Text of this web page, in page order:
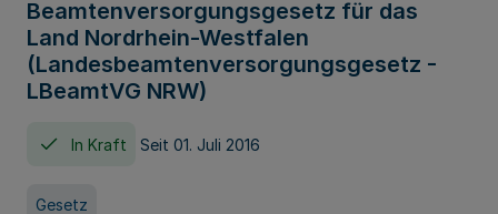
Beamtenversorgungsgesetz für das
Land Nordrhein-Westfalen
(Landesbeamtenversorgungsgesetz -
LBeamtVG NRW)
In Kraft Seit 01. Juli 2016
Gesetz